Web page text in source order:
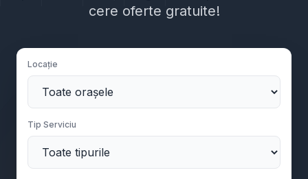
cere oferte gratuite!
Locație
Tip Serviciu